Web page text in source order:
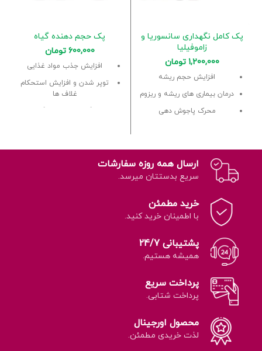
پک کامل نگهداری سانسوریا و
زاموفیلیا
1,200,000 تومان
افزایش حجم ریشه
درمان بیماری های ریشه و ریزوم
محرک پاجوش دهی
پک حجم دهنده گیاه
600,000 تومان
افزایش جذب مواد غذایی
توپر شدن و افزایش استحکام
غلاف ها
ارسال همه روزه سفارشات
سریع بدستتان میرسد.
خرید مطمئن
با اطمینان خرید کنید.
پشتیبانی 24/7
همیشه هستیم.
پرداخت سریع
پرداخت شتابی.
محصول اورجینال
لذت خریدی مطمئن.